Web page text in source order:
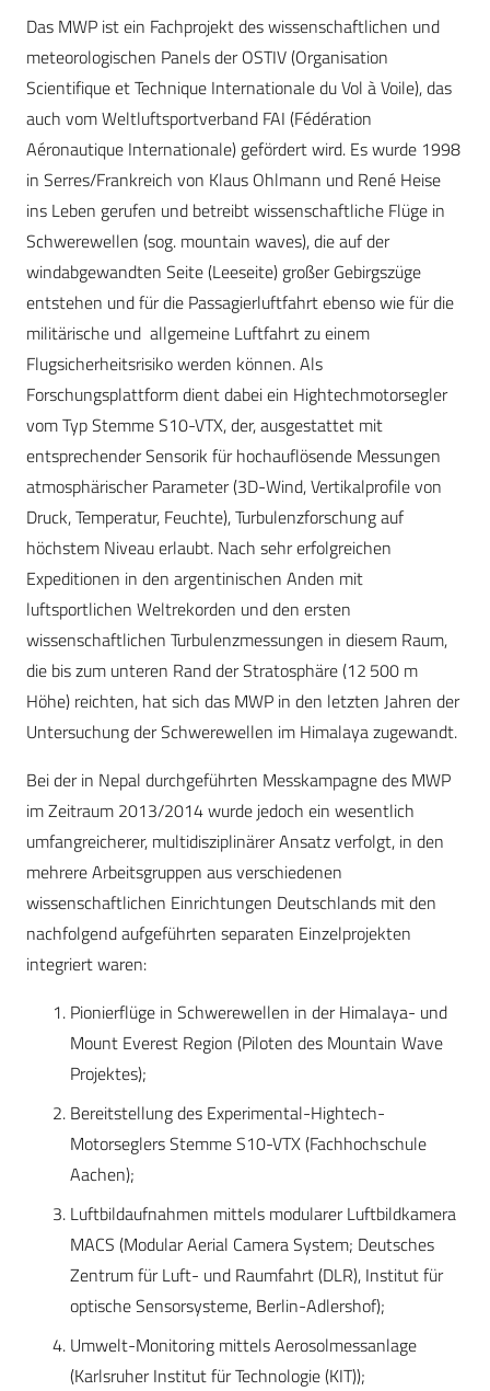
Das MWP ist ein Fachprojekt des wissenschaftlichen und
meteorologischen Panels der OSTIV (Organisation
Scientifique et Technique Internationale du Vol à Voile), das
auch vom Weltluftsportverband FAI (Fédération
Aéronautique Internationale) gefördert wird. Es wurde 1998
in Serres/Frankreich von Klaus Ohlmann und René Heise
ins Leben gerufen und betreibt wissenschaftliche Flüge in
Schwerewellen (sog. mountain waves), die auf der
windabgewandten Seite (Leeseite) großer Gebirgszüge
entstehen und für die Passagierluftfahrt ebenso wie für die
militärische und allgemeine Luftfahrt zu einem
Flugsicherheitsrisiko werden können. Als
Forschungsplattform dient dabei ein Hightechmotorsegler
vom Typ Stemme S10-VTX, der, ausgestattet mit
entsprechender Sensorik für hochauflösende Messungen
atmosphärischer Parameter (3D-Wind, Vertikalprofile von
Druck, Temperatur, Feuchte), Turbulenzforschung auf
höchstem Niveau erlaubt. Nach sehr erfolgreichen
Expeditionen in den argentinischen Anden mit
luftsportlichen Weltrekorden und den ersten
wissenschaftlichen Turbulenzmessungen in diesem Raum,
die bis zum unteren Rand der Stratosphäre (12 500 m
Höhe) reichten, hat sich das MWP in den letzten Jahren der
Untersuchung der Schwerewellen im Himalaya zugewandt.
Bei der in Nepal durchgeführten Messkampagne des MWP
im Zeitraum 2013/2014 wurde jedoch ein wesentlich
umfangreicherer, multidisziplinärer Ansatz verfolgt, in den
mehrere Arbeitsgruppen aus verschiedenen
wissenschaftlichen Einrichtungen Deutschlands mit den
nachfolgend aufgeführten separaten Einzelprojekten
integriert waren:
Pionierflüge in Schwerewellen in der Himalaya- und
Mount Everest Region (Piloten des Mountain Wave
Projektes);
Bereitstellung des Experimental-Hightech-
Motorseglers Stemme S10-VTX (Fachhochschule
Aachen);
Luftbildaufnahmen mittels modularer Luftbildkamera
MACS (Modular Aerial Camera System; Deutsches
Zentrum für Luft- und Raumfahrt (DLR), Institut für
optische Sensorsysteme, Berlin-Adlershof);
Umwelt-Monitoring mittels Aerosolmessanlage
(Karlsruher Institut für Technologie (KIT));